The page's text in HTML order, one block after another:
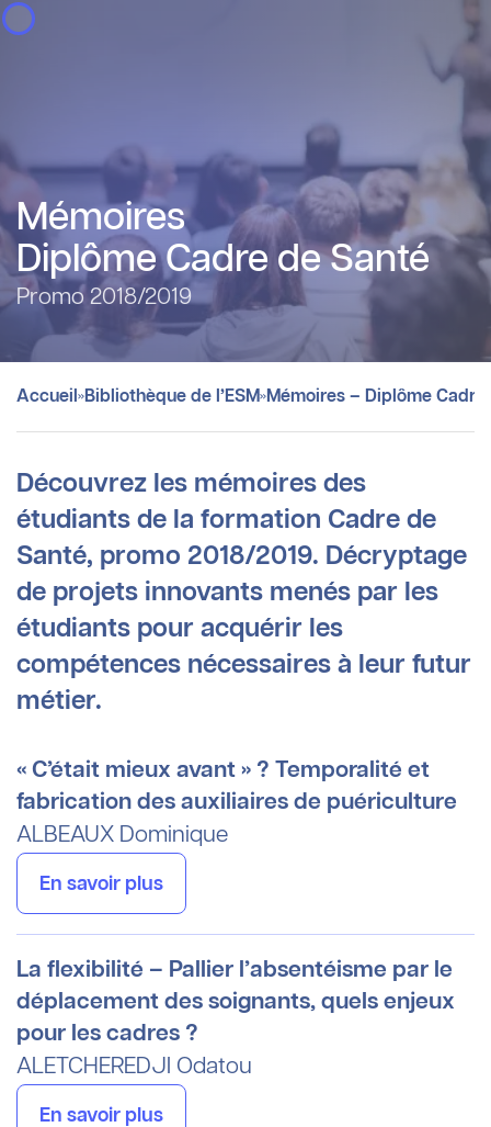
Panneau de gestion des cookies
Mémoires
Diplôme Cadre de Santé
Promo 2018/2019
Accueil »Bibliothèque de l’ESM»Mémoires – Diplôme
Découvrez les mémoires des
étudiants de la formation Cadre de
Santé, promo 2018/2019. Décryptage
de projets innovants menés par les
étudiants pour acquérir les
compétences nécessaires à leur futur
métier.
« C’était mieux avant » ? Temporalité et
fabrication des auxiliaires de puériculture
ALBEAUX Dominique
En savoir plus
La flexibilité – Pallier l’absentéisme par le
déplacement des soignants, quels enjeux
pour les cadres ?
ALETCHEREDJI Odatou
En savoir plus